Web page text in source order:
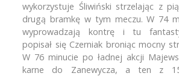
wykorzystuje Śliwiński strzelając z
drugą bramkę w tym meczu. W 74
wyprowadzają kontrę i tu
popisał się Czerniak broniąc mocny
W 76 minucie po ładnej akcji
karne do Zanewycza, a ten z